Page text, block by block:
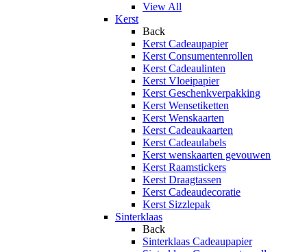
View All
Kerst
Back
Kerst Cadeaupapier
Kerst Consumentenrollen
Kerst Cadeaulinten
Kerst Vloeipapier
Kerst Geschenkverpakking
Kerst Wensetiketten
Kerst Wenskaarten
Kerst Cadeaukaarten
Kerst Cadeaulabels
Kerst wenskaarten gevouwen
Kerst Raamstickers
Kerst Draagtassen
Kerst Cadeaudecoratie
Kerst Sizzlepak
Sinterklaas
Back
Sinterklaas Cadeaupapier